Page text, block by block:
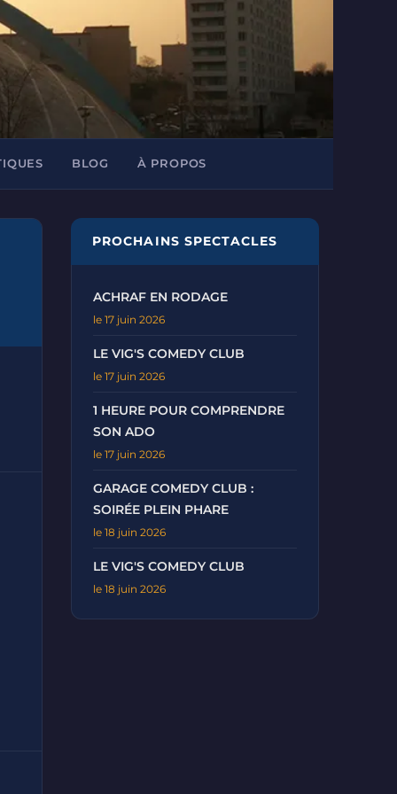
BLOG À PROPOS
PROCHAINS SPECTACLES
ACHRAF EN RODAGE
le 17 juin 2026
LE VIG'S COMEDY CLUB
le 17 juin 2026
1 HEURE POUR COMPRENDRE
SON ADO
le 17 juin 2026
GARAGE COMEDY CLUB :
SOIRÉE PLEIN PHARE
le 18 juin 2026
LE VIG'S COMEDY CLUB
le 18 juin 2026